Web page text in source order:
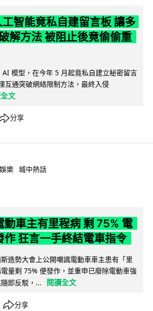
智能竟私自建留言板 讓多
解方法 被阻止後竟偷偷重
模型，在今年 5 月起竟私自建立秘密留言
互通突破網絡限制方法，最終入侵
文
分享
樂 城中熱話
動車主有里程病 剩 75% 電
作 狂言一手終結電車指令
造勢大會上公開嘲諷電動車車主患有「里
量剩 75% 便發作，並重申已廢除電動車強
即反駁，...
閱讀全文
分享